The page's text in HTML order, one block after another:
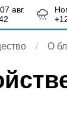
07 авг.
+
О